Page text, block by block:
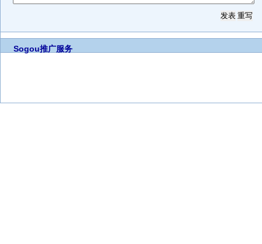
Sogou推广服务